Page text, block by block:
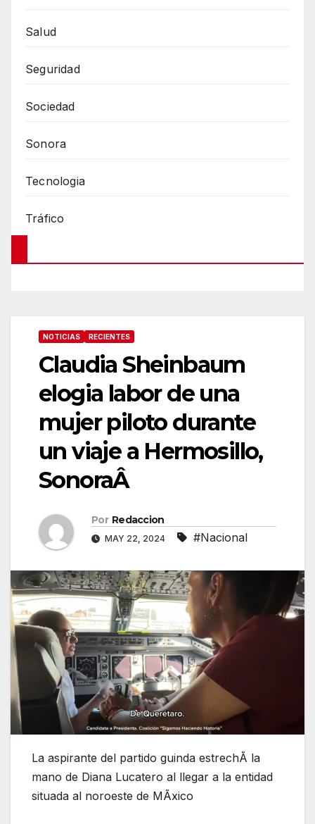
Salud
Seguridad
Sociedad
Sonora
Tecnologia
Tráfico
NOTICIAS RECIENTES
Claudia Sheinbaum
elogia labor de una
mujer piloto durante
un viaje a Hermosillo,
SonoraÂ
Por Redaccion
MAY 22, 2024 #Nacional
La aspirante del partido guinda estrechÃ la
mano de Diana Lucatero al llegar a la entidad
situada al noroeste de MÃxico